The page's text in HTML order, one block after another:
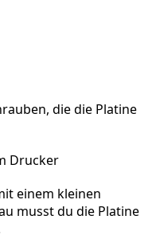
die die Platine
Drucker
einem kleinen
musst du die Platine